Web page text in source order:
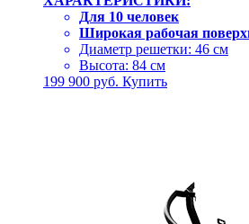
Для 10 человек
Широкая рабочая
Диаметр решетки: 46 см
Высота: 84 см
199 900 руб. Купить